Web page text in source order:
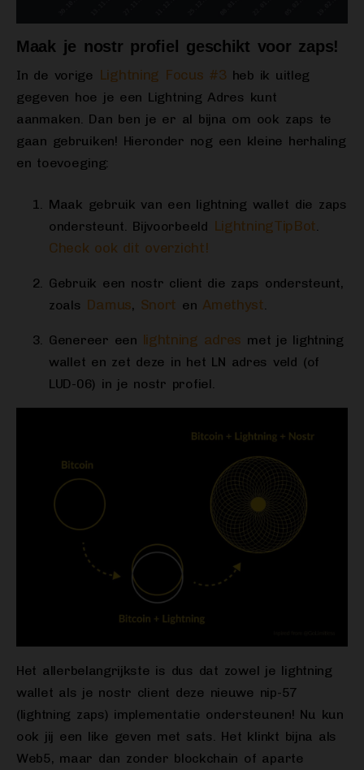
Maak je nostr profiel geschikt voor zaps!
In de vorige Lightning Focus #3heb ik uitleg
gegeven hoe je een Lightning Adres kunt
aanmaken. Dan ben je er al bijna om ook zaps te
gaan gebruiken! Hieronder nog een kleine herhaling
en toevoeging:
Maak gebruik van een lightning wallet die zaps
ondersteunt. Bijvoorbeeld LightningTipBot.
Check ook dit overzicht!
Gebruik een nostr client die zaps ondersteunt,
zoals Damus, Snort en Amethyst.
Genereer een lightning adres met je lightning
wallet en zet deze in het LN adres veld (of
LUD-06) in je nostr profiel.
Het allerbelangrijkste is dus dat zowel je lightning
wallet als je nostr client deze nieuwe nip-57
(lightning zaps) implementatie ondersteunen! Nu kun
ook jij een like geven met sats. Het klinkt bijna als
Web5, maar dan zonder blockchain of aparte